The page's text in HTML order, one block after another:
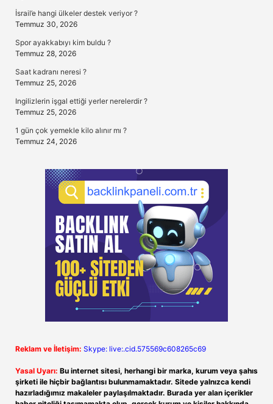
İsrail’e hangi ülkeler destek veriyor ?
Temmuz 30, 2026
Spor ayakkabıyı kim buldu ?
Temmuz 28, 2026
Saat kadranı neresi ?
Temmuz 25, 2026
Ingilizlerin işgal ettiği yerler nerelerdir ?
Temmuz 25, 2026
1 gün çok yemekle kilo alınır mı ?
Temmuz 24, 2026
Reklam ve İletişim: Skype: live:.cid.575569c608265c69
Yasal Uyarı: Bu internet sitesi, herhangi bir marka, kurum veya şahıs
şirketi ile hiçbir bağlantısı bulunmamaktadır. Sitede yalnızca kendi
hazırladığımız makaleler paylaşılmaktadır. Burada yer alan içerikler